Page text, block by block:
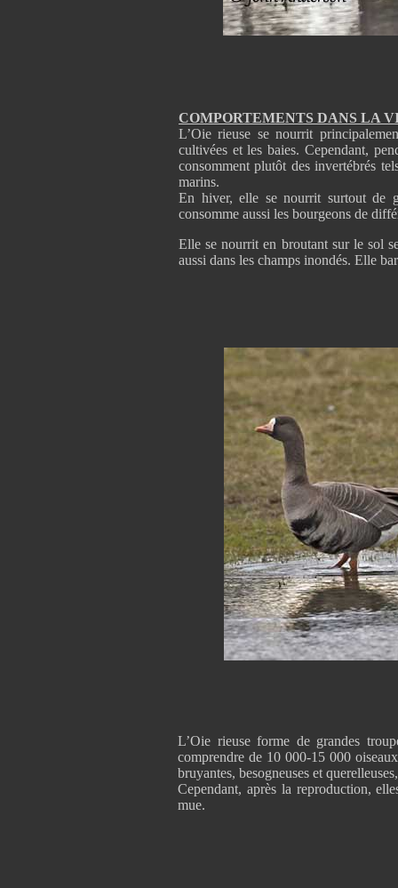
COMPORTEMENTS DANS LA
L’Oie rieuse se nourrit
cultivées et les baies. Cependant,
consomment plutôt des invertébrés
marins.
En hiver, elle se nourrit surtout de
consomme aussi les bourgeons de
Elle se nourrit en broutant sur le sol
aussi dans les champs inondés. Elle
L’Oie rieuse forme de grandes
comprendre de 10 000-15 000
bruyantes, besogneuses et
Cependant, après la reproduction,
mue.